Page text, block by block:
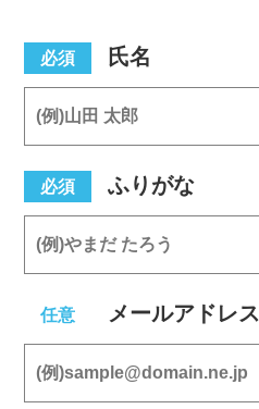
必須 氏名
必須 ふりがな
任意 メールアドレス